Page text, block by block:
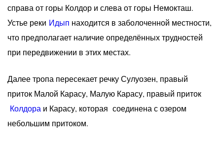
справа от горы Колдор и слева от горы Немокташ.
Устье реки Идып находится в заболоченной местности,
что предполагает наличие определённых трудностей
при передвижении в этих местах.
Далее тропа пересекает речку Сулуозен, правый
приток Малой Карасу, Малую Карасу, правый приток
Колдора и Карасу, которая соединена с озером
небольшим притоком.